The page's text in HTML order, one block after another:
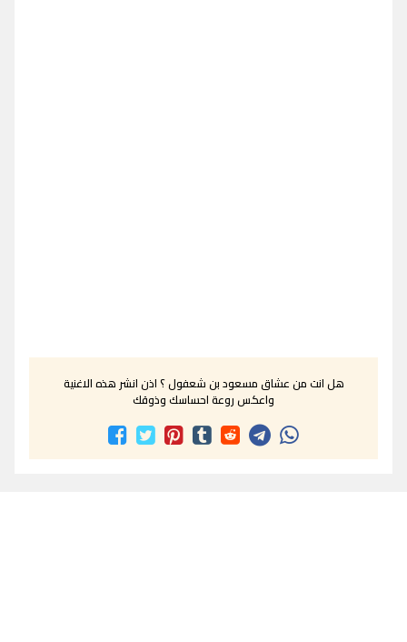
هل انت من عشاق مسعود بن شعفول ؟ اذن انشر هذه الاغنية
واعكس روعة احساسك وذوقك